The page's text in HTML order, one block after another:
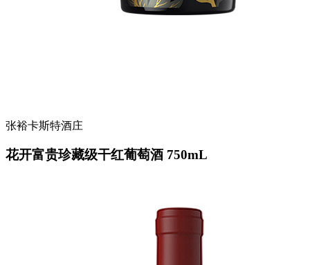
张裕卡斯特酒庄
花开富贵珍藏级干红葡萄酒 750mL